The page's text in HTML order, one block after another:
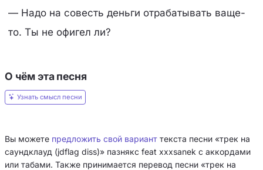
— Надо на совесть деньги отрабатывать ваще-
то. Ты не офигел ли?
О чём эта песня
Узнать смысл песни
Вы можете предложить свой вариант текста песни «трек на
саундклауд (jdflag diss)» пазнякс feat xxxsanek с аккордами
или табами. Также принимается перевод песни «трек на